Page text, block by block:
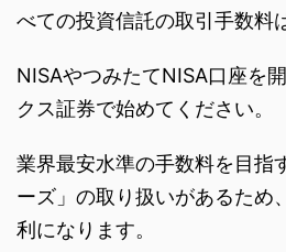
べての投資信託の取引手数料
NISAやつみたてNISA口座を
クス証券で始めてください。
業界最安水準の手数料を目指
ーズ」の取り扱いがあるため
利になります。